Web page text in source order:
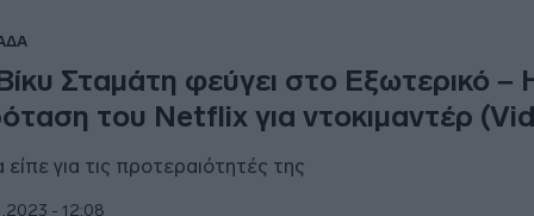
Σταμάτη φεύγει στο Εξωτερικό –
του Netflix για ντοκιμαντέρ
για τις προτεραιότητές της
- 12:08